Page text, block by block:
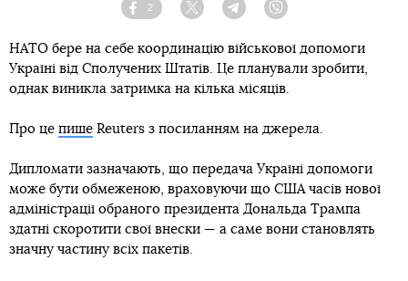
Facebook
2
Twitter TelegramViber
НАТО бере на себе координацію військової допомоги
Україні від Сполучених Штатів. Це планували зробити,
однак виникла затримка на кілька місяців.
Про це пише Reuters з посиланням на джерела.
Дипломати зазначають, що передача Україні допомоги
може бути обмеженою, враховуючи що США часів нової
адміністрації обраного президента Дональда Трампа
здатні скоротити свої внески — а саме вони становлять
значну частину всіх пакетів.